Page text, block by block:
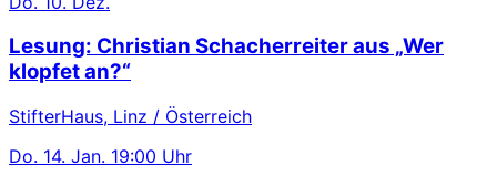
Lesung: Christian Schacherreiter aus „Wer
klopfet an?“
StifterHaus, Linz / Österreich
Do. 14. Jan. 19:00 Uhr